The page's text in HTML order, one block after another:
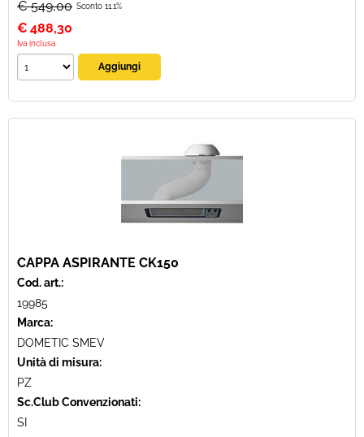
€ 549,00 Sconto 11.1%
€ 488,30
Iva inclusa
CAPPA ASPIRANTE CK150
Cod. art.:
19985
Marca:
DOMETIC SMEV
Unità di misura:
PZ
Sc.Club Convenzionati:
SI